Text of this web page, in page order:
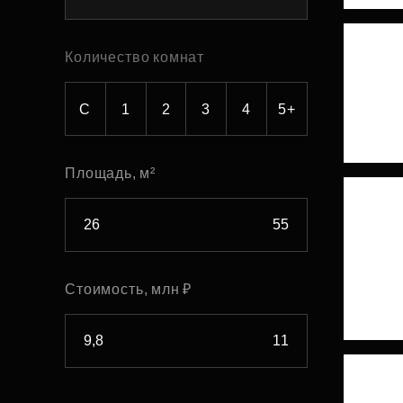
Рефинансирование
Количество комнат
С 1 2 3 4 5+
Площадь, м²
Стоимость, млн ₽